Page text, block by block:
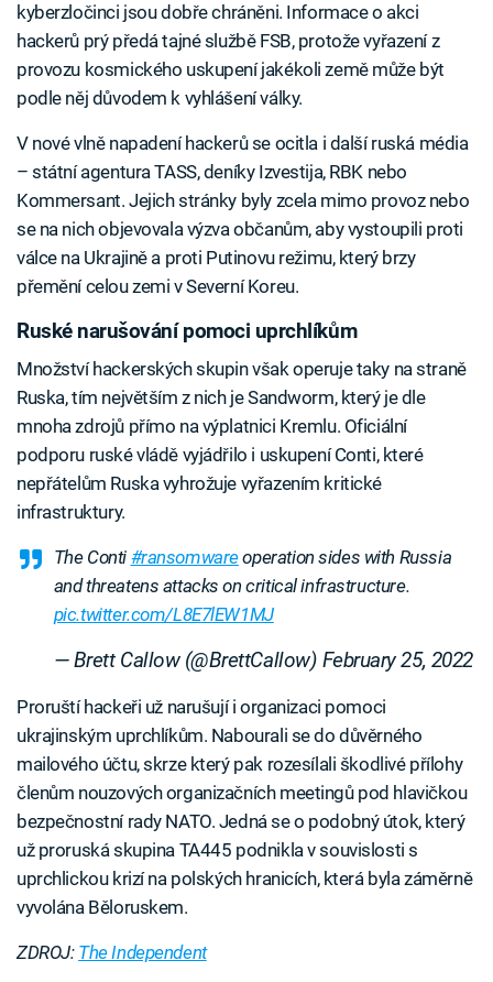
kyberzločinci jsou dobře chráněni. Informace o akci
hackerů prý předá tajné službě FSB, protože vyřazení z
provozu kosmického uskupení jakékoli země může být
podle něj důvodem k vyhlášení války.
V nové vlně napadení hackerů se ocitla i další ruská média
– státní agentura TASS, deníky Izvestija, RBK nebo
Kommersant. Jejich stránky byly zcela mimo provoz nebo
se na nich objevovala výzva občanům, aby vystoupili proti
válce na Ukrajině a proti Putinovu režimu, který brzy
přemění celou zemi v Severní Koreu.
Ruské narušování pomoci uprchlíkům
Množství hackerských skupin však operuje taky na straně
Ruska, tím největším z nich je Sandworm, který je dle
mnoha zdrojů přímo na výplatnici Kremlu. Oficiální
podporu ruské vládě vyjádřilo i uskupení Conti, které
nepřátelům Ruska vyhrožuje vyřazením kritické
infrastruktury.
The Conti #ransomwareoperation sides with Russia
and threatens attacks on critical infrastructure.
pic.twitter.com/L8E7lEW1MJ
— Brett Callow (@BrettCallow) February 25, 2022
Proruští hackeři už narušují i organizaci pomoci
ukrajinským uprchlíkům. Nabourali se do důvěrného
mailového účtu, skrze který pak rozesílali škodlivé přílohy
členům nouzových organizačních meetingů pod hlavičkou
bezpečnostní rady NATO. Jedná se o podobný útok, který
už proruská skupina TA445 podnikla v souvislosti s
uprchlickou krizí na polských hranicích, která byla záměrně
vyvolána Běloruskem.
ZDROJ: The Independent